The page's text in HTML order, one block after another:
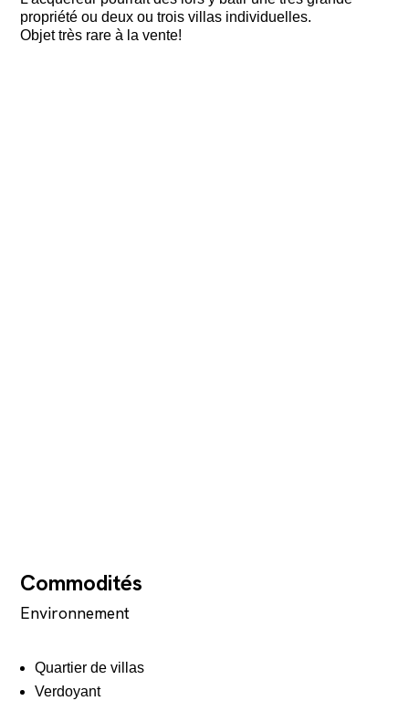
propriété ou deux ou trois villas individuelles.
Objet très rare à la vente!
Commodités
Environnement
Quartier de villas
Verdoyant